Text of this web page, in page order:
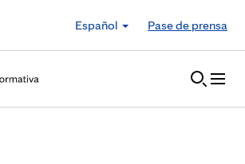
Español
Pase de prensa